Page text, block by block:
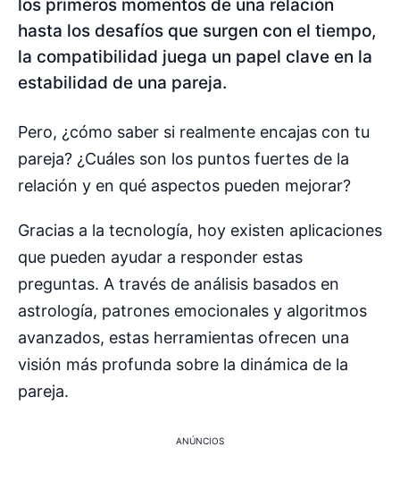
los primeros momentos de una relación
hasta los desafíos que surgen con el tiempo,
la compatibilidad juega un papel clave en la
estabilidad de una pareja.
Pero, ¿cómo saber si realmente encajas con tu
pareja? ¿Cuáles son los puntos fuertes de la
relación y en qué aspectos pueden mejorar?
Gracias a la tecnología, hoy existen aplicaciones
que pueden ayudar a responder estas
preguntas. A través de análisis basados en
astrología, patrones emocionales y algoritmos
avanzados, estas herramientas ofrecen una
visión más profunda sobre la dinámica de la
pareja.
ANÚNCIOS